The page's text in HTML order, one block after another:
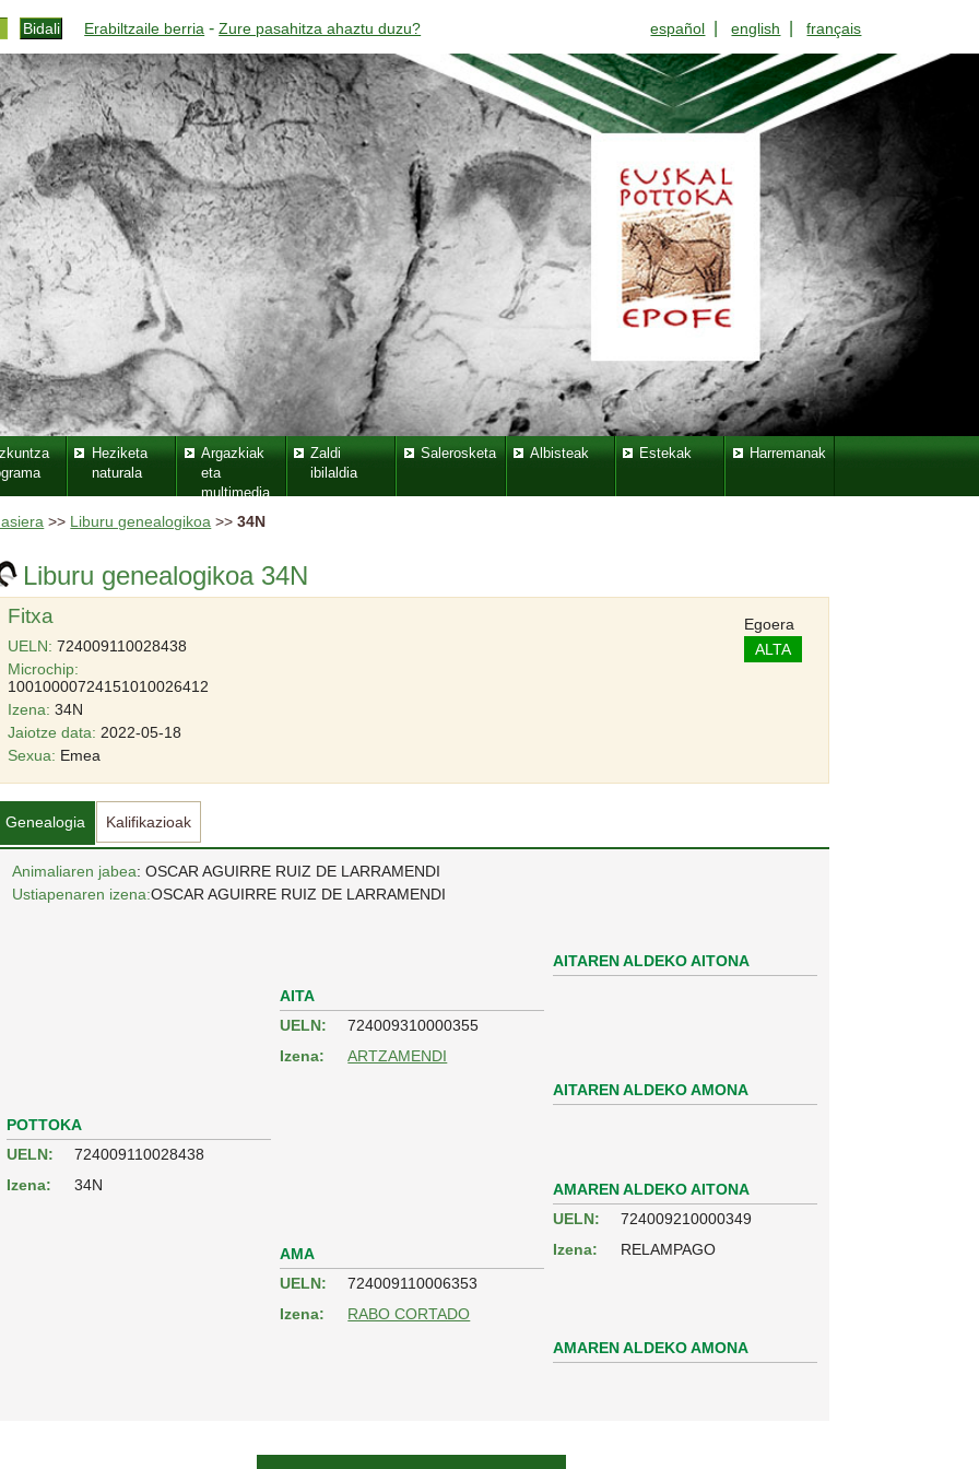
Erabiltzaile berria -Zure pasahitza ahaztu duzu? español |english |français
Heziketa
naturala
Argazkiak
eta
multimedia
Zaldi
ibilaldia
Salerosketa Albisteak Estekak Harremanak
>> Liburu genealogikoa >>34N
Liburu genealogikoa 34N
Fitxa
UELN: 724009110028438
Microchip:
10010000724151010026412
Izena: 34N
Jaiotze data: 2022-05-18
Sexua: Emea
Egoera
ALTA
Genealogia Kalifikazioak
Animaliaren jabea: OSCAR AGUIRRE RUIZ DE LARRAMENDI
Ustiapenaren izena:OSCAR AGUIRRE RUIZ DE LARRAMENDI
POTTOKA
UELN:
724009110028438
Izena:
34N
AITA
UELN:
724009310000355
Izena:
ARTZAMENDI
AITAREN ALDEKO AITONA
AITAREN ALDEKO AMONA
AMA
UELN:
724009110006353
Izena:
RABO CORTADO
AMAREN ALDEKO AITONA
UELN:
724009210000349
Izena:
RELAMPAGO
AMAREN ALDEKO AMONA